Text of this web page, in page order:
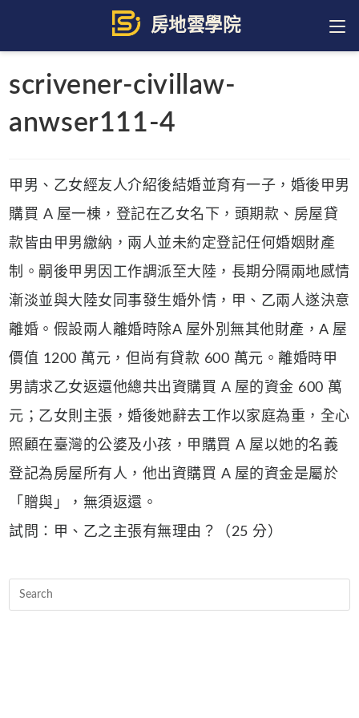
content
scrivener-civillaw-
anwser111-4
甲男、乙女經友人介紹後結婚並育有一子，婚後甲男
購買 A 屋一棟，登記在乙女名下，頭期款、房屋貸
款皆由甲男繳納，兩人並未約定登記任何婚姻財產
制。嗣後甲男因工作調派至大陸，長期分隔兩地感情
漸淡並與大陸女同事發生婚外情，甲、乙兩人遂決意
離婚。假設兩人離婚時除A 屋外別無其他財產，A 屋
價值 1200 萬元，但尚有貸款 600 萬元。離婚時甲
男請求乙女返還他總共出資購買 A 屋的資金 600 萬
元；乙女則主張，婚後她辭去工作以家庭為重，全心
照顧在臺灣的公婆及小孩，甲購買 A 屋以她的名義
登記為房屋所有人，他出資購買 A 屋的資金是屬於
「贈與」，無須返還。
試問：甲、乙之主張有無理由？（25 分）